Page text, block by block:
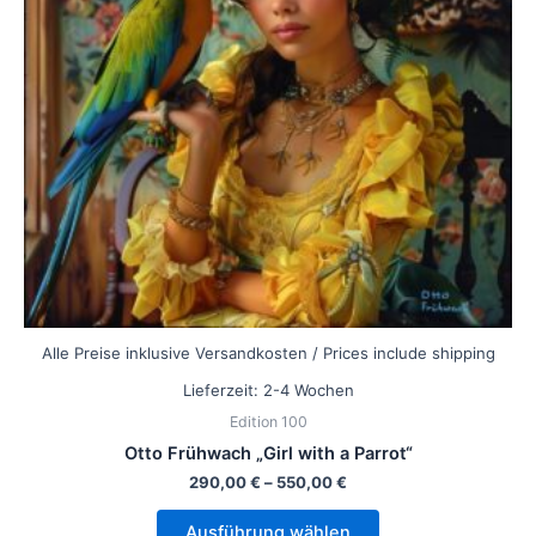
Alle Preise inklusive Versandkosten / Prices include shipping
Lieferzeit: 2-4 Wochen
Edition 100
Otto Frühwach „Girl with a Parrot“
290,00€ – 550,00€
Die
Optionen
können
auf
der
Produktseite
gewählt
werden